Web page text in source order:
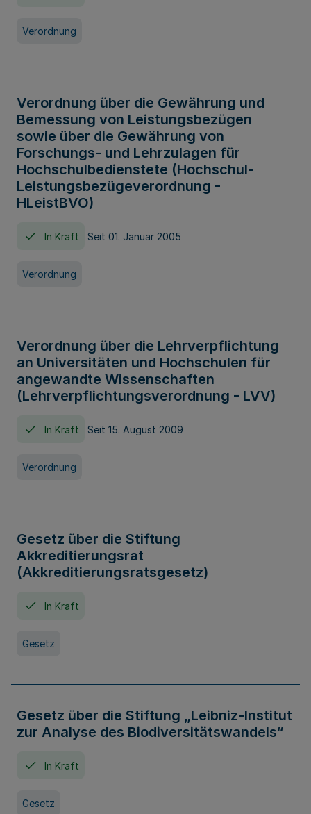
Verordnung
Verordnung über die Gewährung und
Bemessung von Leistungsbezügen
sowie über die Gewährung von
Forschungs- und Lehrzulagen für
Hochschulbedienstete (Hochschul-
Leistungsbezügeverordnung -
HLeistBVO)
In Kraft Seit 01. Januar 2005
Verordnung
Verordnung über die Lehrverpflichtung
an Universitäten und Hochschulen für
angewandte Wissenschaften
(Lehrverpflichtungsverordnung - LVV)
In Kraft Seit 15. August 2009
Verordnung
Gesetz über die Stiftung
Akkreditierungsrat
(Akkreditierungsratsgesetz)
In Kraft
Gesetz
Gesetz über die Stiftung „Leibniz-Institut
zur Analyse des Biodiversitätswandels“
In Kraft
Gesetz